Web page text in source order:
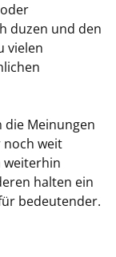
duzen und den
vielen
die Meinungen
noch weit
weiterhin
halten ein
bedeutender.